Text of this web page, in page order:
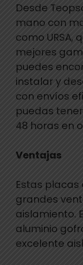
Desde
mano con
como URSA,
mejores
puedes
instalar y
con envíos
puedas
48 horas en
Ventajas
Estas
grandes
aislamiento.
aluminio
excelente